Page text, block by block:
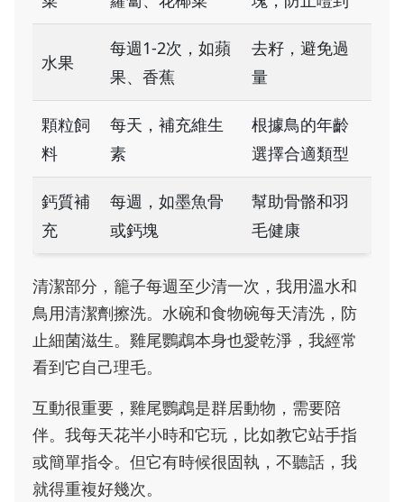
水果
每週1-2次，如蘋
果、香蕉
去籽，避免過
量
顆粒飼
料
每天，補充維生
素
根據鳥的年齡
選擇合適類型
鈣質補
充
每週，如墨魚骨
或鈣塊
幫助骨骼和羽
毛健康
清潔部分，籠子每週至少清一次，我用溫水和
鳥用清潔劑擦洗。水碗和食物碗每天清洗，防
止細菌滋生。雞尾鸚鵡本身也愛乾淨，我經常
看到它自己理毛。
互動很重要，雞尾鸚鵡是群居動物，需要陪
伴。我每天花半小時和它玩，比如教它站手指
或簡單指令。但它有時候很固執，不聽話，我
就得重複好幾次。